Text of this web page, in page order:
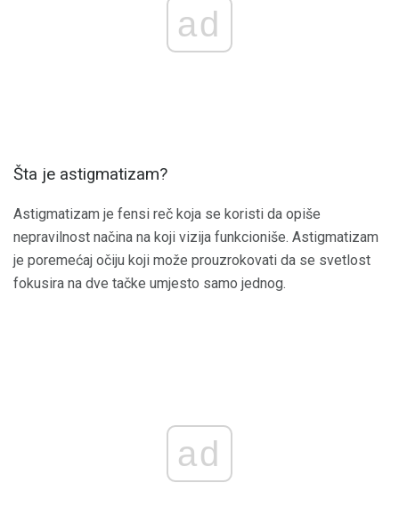
ad
Šta je astigmatizam?
Astigmatizam je fensi reč koja se koristi da opiše
nepravilnost načina na koji vizija funkcioniše. Astigmatizam
je poremećaj očiju koji može prouzrokovati da se svetlost
fokusira na dve tačke umjesto samo jednog.
ad